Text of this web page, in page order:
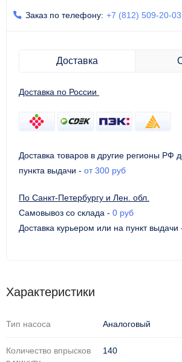
Заказ по телефону: +7 (812) 509-20-03
Доставка
Доставка по России
Доставка товаров в другие регионы РФ
пункта выдачи - от 300 руб
По Санкт-Петербургу и Лен. обл.
Самовывоз со склада - 0 руб
Доставка курьером или на пункт выдачи
Характеристики
Тип насоса Аналоговый
Количество впрысков
140